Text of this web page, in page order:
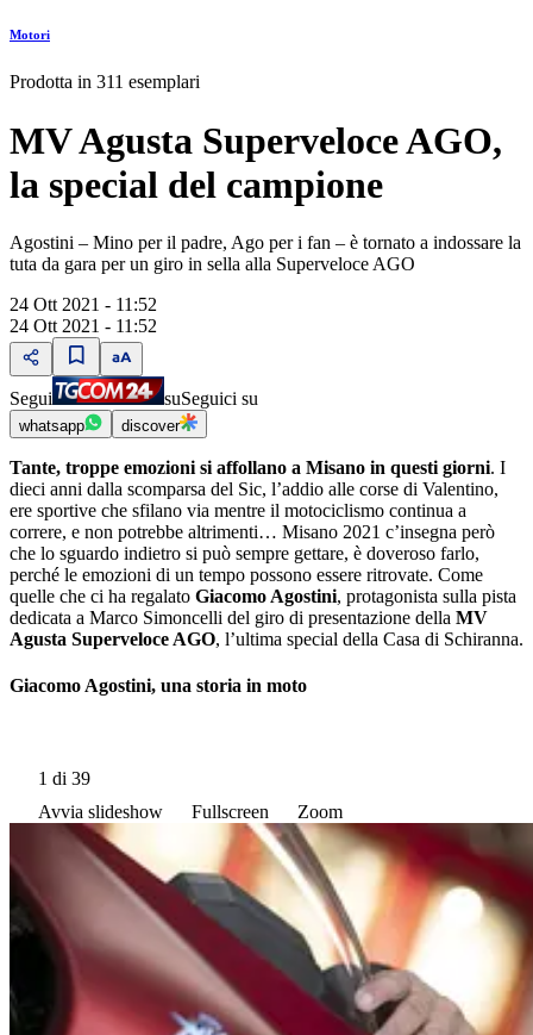
Motori
Prodotta in 311 esemplari
MV Agusta Superveloce AGO,
la special del campione
Agostini ‒ Mino per il padre, Ago per i fan ‒ è tornato a indossare la
tuta da gara per un giro in sella alla Superveloce AGO
24 Ott 2021 - 11:52
24 Ott 2021 - 11:52
Segui suSeguici su
whatsapp discover
Tante, troppe emozioni si affollano a Misano in questi giorni. I
dieci anni dalla scomparsa del Sic, lʼaddio alle corse di Valentino,
ere sportive che sfilano via mentre il motociclismo continua a
correre, e non potrebbe altrimenti… Misano 2021 cʼinsegna però
che lo sguardo indietro si può sempre gettare, è doveroso farlo,
perché le emozioni di un tempo possono essere ritrovate. Come
quelle che ci ha regalato Giacomo Agostini, protagonista sulla pista
dedicata a Marco Simoncelli del giro di presentazione della MV
Agusta Superveloce AGO, lʼultima special della Casa di Schiranna.
Giacomo Agostini, una storia in moto
1 di 39
Avvia slideshow
Fullscreen Zoom